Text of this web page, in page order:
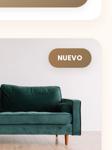
NUEVO